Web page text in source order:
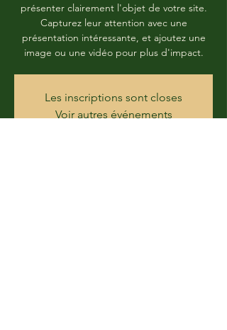
présenter clairement l'objet de votre site.
Capturez leur attention avec une
présentation intéressante, et ajoutez une
image ou une vidéo pour plus d'impact.
Les inscriptions sont closes
Voir autres événements